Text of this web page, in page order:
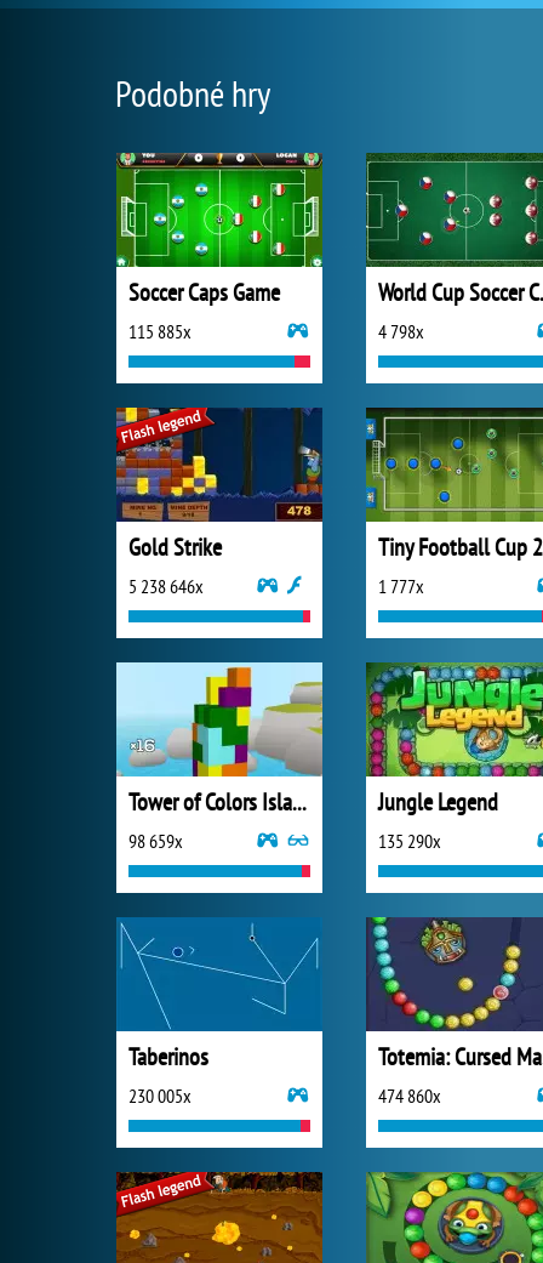
Podobné hry
Soccer Caps Game
115 885x 4 798x
Gold Strike
5 238 646x 1 777x
Tower of Colors Island Edition
98 659x
Jungle Legend
135 290x
Taberinos
230 005x 474 860x